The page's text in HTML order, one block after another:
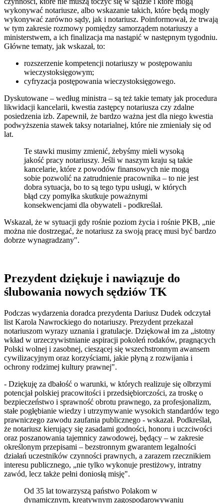
wykonywać notariusze, albo wskazanie takich, które będą mogły
wykonywać zarówno sądy, jak i notariusz. Poinformował, że trwają
w tym zakresie rozmowy pomiędzy samorządem notariuszy a
ministerstwem, a ich finalizacja ma nastąpić w następnym tygodniu.
Główne tematy, jak wskazał, to:
rozszerzenie kompetencji notariuszy w postępowaniu
wieczystoksięgowym;
cyfryzacja postępowania wieczystoksięgowego.
Dyskutowane – według ministra – są też takie tematy jak procedura
likwidacji kancelarii, kwestia zastępcy notariusza czy zdalne
posiedzenia izb. Zapewnił, że bardzo ważna jest dla niego kwestia
podwyższenia stawek taksy notarialnej, które nie zmieniały się od
lat.
Te stawki musimy zmienić, żebyśmy mieli wysoką
jakość pracy notariuszy. Jeśli w naszym kraju są takie
kancelarie, które z powodów finansowych nie mogą
sobie pozwolić na zatrudnienie pracownika – to nie jest
dobra sytuacja, bo to są tego typu usługi, w których
błąd czy pomyłka skutkuje poważnymi
konsekwencjami dla obywateli - podkreślał.
Wskazał, że w sytuacji gdy rośnie poziom życia i rośnie PKB, „nie
można nie dostrzegać, że notariusz za swoją pracę musi być bardzo
dobrze wynagradzany".
Prezydent dziękuje i nawiązuje do
ślubowania nowych sędziów TK
Podczas wydarzenia doradca prezydenta Dariusz Dudek odczytał
list Karola Nawrockiego do notariuszy. Prezydent przekazał
notariuszom wyrazy uznania i gratulacje. Dziękował im za „istotny
wkład w urzeczywistnianie aspiracji pokoleń rodaków, pragnących
Polski wolnej i zasobnej, cieszącej się wszechstronnym awansem
cywilizacyjnym oraz korzyściami, jakie płyną z rozwijania i
ochrony rodzimej kultury prawnej".
- Dziękuję za dbałość o warunki, w których realizuje się olbrzymi
potencjał polskiej pracowitości i przedsiębiorczości, za troskę o
bezpieczeństwo i sprawność obrotu prawnego, za profesjonalizm,
stałe pogłębianie wiedzy i utrzymywanie wysokich standardów tego
prawniczego zawodu zaufania publicznego - wskazał. Podkreślał,
że notariusz kierujący się zasadami godności, honoru i uczciwości
oraz poszanowania tajemnicy zawodowej, będący – w zakresie
określonym przepisami – bezstronnym gwarantem legalności
działań uczestników czynności prawnych, a zarazem rzecznikiem
interesu publicznego, „nie tylko wykonuje prestiżowy, intratny
zawód, lecz także pełni doniosłą misję".
Od 35 lat towarzyszą państwo Polakom w
dynamicznym, kreatywnym zagospodarowywaniu